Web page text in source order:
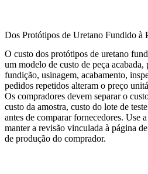
Dos Protótipos de Uretano Fundido à
O custo dos protótipos de uretano
um modelo de custo de peça acabada,
fundição, usinagem, acabamento,
pedidos repetidos alteram o preço
Os compradores devem separar o
custo da amostra, custo do lote de
antes de comparar fornecedores. Use a
manter a revisão vinculada à página
de produção do comprador.